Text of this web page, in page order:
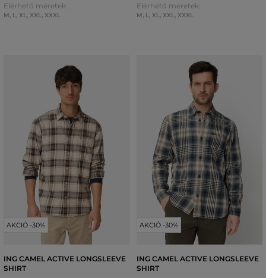
Elérhető méretek:
M L XL XXL XXXL
Elérhető méretek:
M L XL XXL XXXL
AKCIÓ -30%
ING CAMEL ACTIVE LONGSLEEVE
SHIRT
AKCIÓ -30%
ING CAMEL ACTIVE LONGSLEEVE
SHIRT